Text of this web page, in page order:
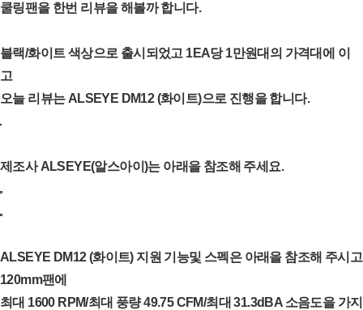
쿨링팬을 한번 리뷰을 해볼까 합니다.
블랙/화이트 색상으로 출시되었고 1EA당 1만원대의 가격대에 이
고
오늘 리뷰는 ALSEYE DM12 (화이트)으로 진행을 합니다.
제조사 ALSEYE(알스아이)는 아래을 참조해 주세요.
ALSEYE DM12 (화이트) 지원 기능및 스펙은 아래을 참조해 주시고
120mm팬에
최대 1600 RPM/최대 풍량 49.75 CFM/최대 31.3dBA 소음도을 가지